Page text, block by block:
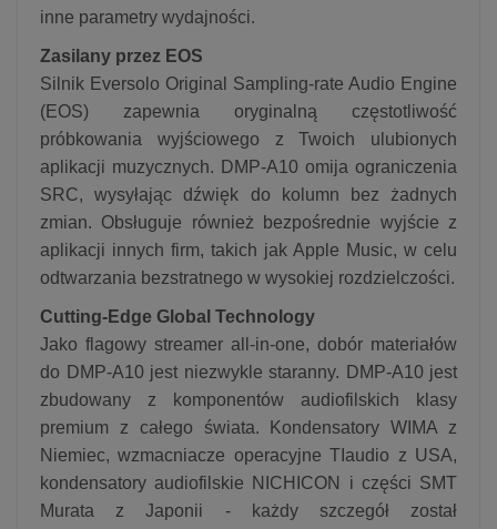
inne parametry wydajności.
Zasilany przez EOS
Silnik Eversolo Original Sampling-rate Audio Engine
(EOS) zapewnia oryginalną częstotliwość
próbkowania wyjściowego z Twoich ulubionych
aplikacji muzycznych. DMP-A10 omija ograniczenia
SRC, wysyłając dźwięk do kolumn bez żadnych
zmian. Obsługuje również bezpośrednie wyjście z
aplikacji innych firm, takich jak Apple Music, w celu
odtwarzania bezstratnego w wysokiej rozdzielczości.
Cutting-Edge Global Technology
Jako flagowy streamer all-in-one, dobór materiałów
do DMP-A10 jest niezwykle staranny. DMP-A10 jest
zbudowany z komponentów audiofilskich klasy
premium z całego świata. Kondensatory WIMA z
Niemiec, wzmacniacze operacyjne TIaudio z USA,
kondensatory audiofilskie NICHICON i części SMT
Murata z Japonii - każdy szczegół został